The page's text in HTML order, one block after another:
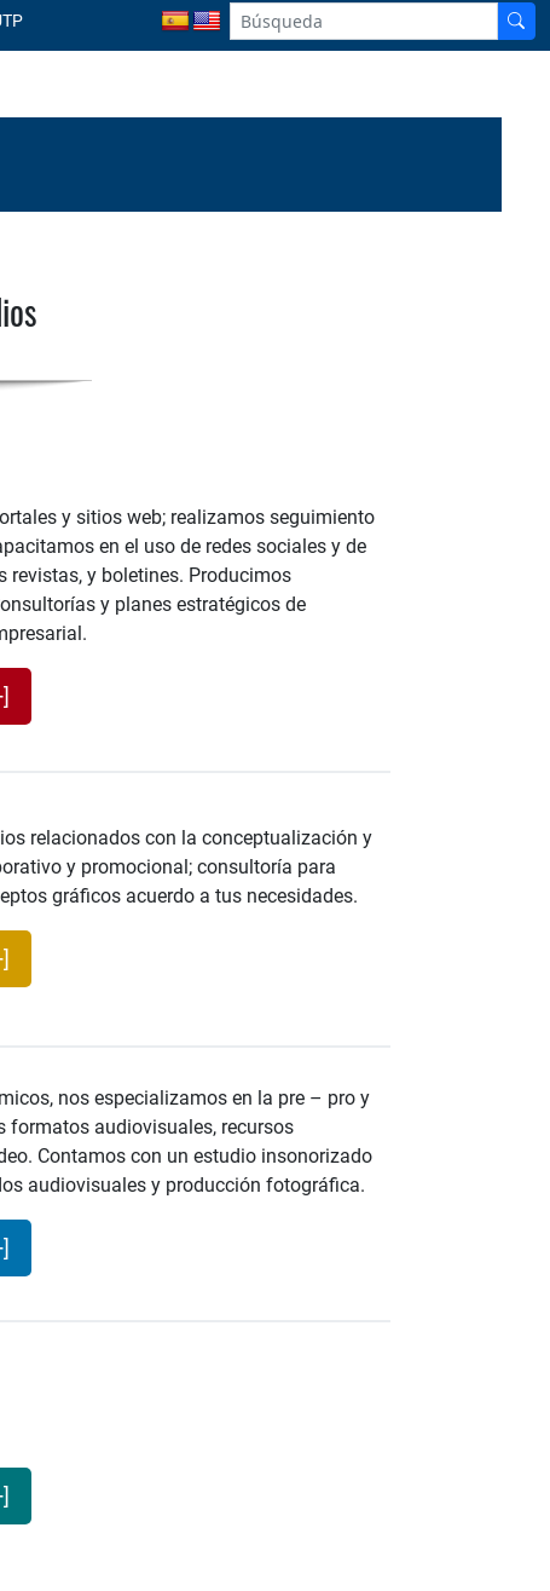
y sitios web; realizamos seguimiento
en el uso de redes sociales y de
y boletines. Producimos
y planes estratégicos de
relacionados con la conceptualización y
y promocional; consultoría para
gráficos acuerdo a tus necesidades.
nos especializamos en la pre – pro y
formatos audiovisuales, recursos
Contamos con un estudio insonorizado
audiovisuales y producción fotográfica.